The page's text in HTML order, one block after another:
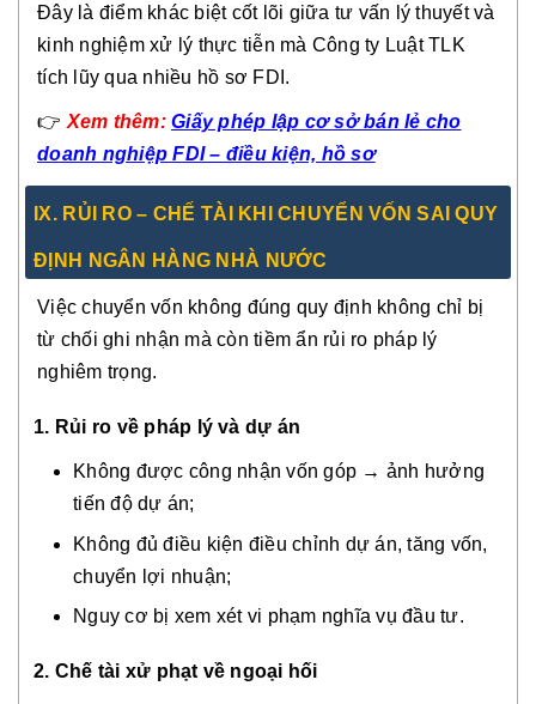
Đây là điểm khác biệt cốt lõi giữa tư vấn lý thuyết và
kinh nghiệm xử lý thực tiễn mà Công ty Luật TLK
tích lũy qua nhiều hồ sơ FDI.
👉 Xem thêm: Giấy phép lập cơ sở bán lẻ cho
doanh nghiệp FDI – điều kiện, hồ sơ
IX. RỦI RO – CHẾ TÀI KHI CHUYỂN VỐN SAI QUY
ĐỊNH NGÂN HÀNG NHÀ NƯỚC
Việc chuyển vốn không đúng quy định không chỉ bị
từ chối ghi nhận mà còn tiềm ẩn rủi ro pháp lý
nghiêm trọng.
1. Rủi ro về pháp lý và dự án
Không được công nhận vốn góp → ảnh hưởng
tiến độ dự án;
Không đủ điều kiện điều chỉnh dự án, tăng vốn,
chuyển lợi nhuận;
Nguy cơ bị xem xét vi phạm nghĩa vụ đầu tư.
2. Chế tài xử phạt về ngoại hối